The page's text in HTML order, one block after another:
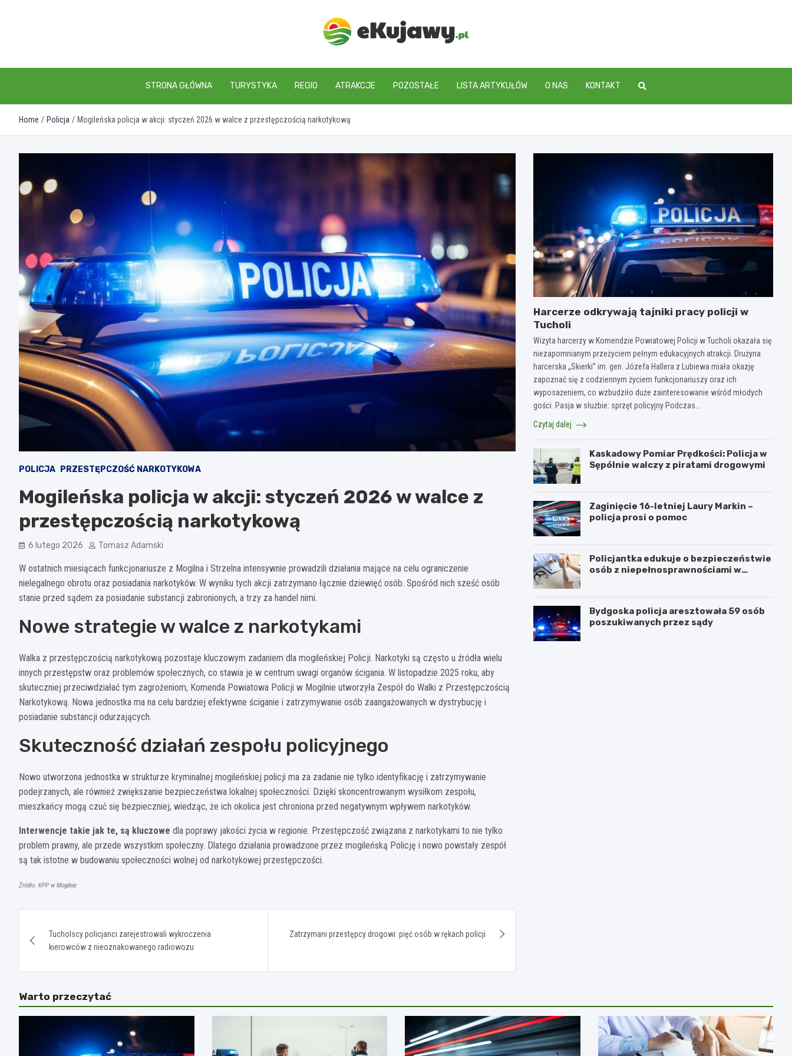
ekujawy.pl
STRONA GŁÓWNA TURYSTYKA REGIO ATRAKCJE POZOSTAŁE LISTA ARTYKUŁÓW O NAS KONTAKT
Home Policja Mogileńska policja w akcji: styczeń 2026 w walce z przestępczością narkotykową
POLICJA PRZESTĘPCZOŚĆ NARKOTYKOWA
Mogileńska policja w akcji: styczeń 2026 w walce z
przestępczością narkotykową
6 lutego 2026 Tomasz Adamski
W ostatnich miesiącach funkcjonariusze z Mogilna i Strzelna intensywnie prowadzili działania mające na celu ograniczenie
nielegalnego obrotu oraz posiadania narkotyków. W wyniku tych akcji zatrzymano łącznie dziewięć osób. Spośród nich sześć osób
stanie przed sądem za posiadanie substancji zabronionych, a trzy za handel nimi.
Nowe strategie w walce z narkotykami
Walka z przestępczością narkotykową pozostaje kluczowym zadaniem dla mogileńskiej Policji. Narkotyki są często u źródła wielu
innych przestępstw oraz problemów społecznych, co stawia je w centrum uwagi organów ścigania. W listopadzie 2025 roku, aby
skuteczniej przeciwdziałać tym zagrożeniom, Komenda Powiatowa Policji w Mogilnie utworzyła Zespół do Walki z Przestępczością
Narkotykową. Nowa jednostka ma na celu bardziej efektywne ściganie i zatrzymywanie osób zaangażowanych w dystrybucję i
posiadanie substancji odurzających.
Skuteczność działań zespołu policyjnego
Nowo utworzona jednostka w strukturze kryminalnej mogileńskiej policji ma za zadanie nie tylko identyfikację i zatrzymywanie
podejrzanych, ale również zwiększanie bezpieczeństwa lokalnej społeczności. Dzięki skoncentrowanym wysiłkom zespołu,
mieszkańcy mogą czuć się bezpieczniej, wiedząc, że ich okolica jest chroniona przed negatywnym wpływem narkotyków.
Interwencje takie jak te, są kluczowe dla poprawy jakości życia w regionie. Przestępczość związana z narkotykami to nie tylko
problem prawny, ale przede wszystkim społeczny. Dlatego działania prowadzone przez mogileńską Policję i nowo powstały zespół
są tak istotne w budowaniu społeczności wolnej od narkotykowej przestępczości.
Źródło: KPP w Mogilnie
wpisu
Tucholscy policjanci zarejestrowali wykroczenia
kierowców z nieoznakowanego radiowozu
Zatrzymani przestępcy drogowi: pięć osób w rękach policji
Harcerze odkrywają tajniki pracy policji w
Tucholi
Wizyta harcerzy w Komendzie Powiatowej Policji w Tucholi okazała się
niezapomnianym przeżyciem pełnym edukacyjnych atrakcji. Drużyna
harcerska „Skierki” im. gen. Józefa Hallera z Lubiewa miała okazję
zapoznać się z codziennym życiem funkcjonariuszy oraz ich
wyposażeniem, co wzbudziło duże zainteresowanie wśród młodych
gości. Pasja w służbie: sprzęt policyjny Podczas…
Czytaj dalej
Kaskadowy Pomiar Prędkości: Policja w
Sępólnie walczy z piratami drogowymi
Zaginięcie 16-letniej Laury Markin –
policja prosi o pomoc
Policjantka edukuje o bezpieczeństwie
osób z niepełnosprawnościami w
Bydgoska policja aresztowała 59 osób
poszukiwanych przez sądy
Warto przeczytać